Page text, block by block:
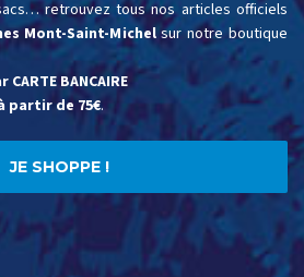
retrouvez tous nos articles officiels
Mont-Saint-Michelsur notre boutique
BANCAIRE
à partir de 75€.
JE SHOPPE !